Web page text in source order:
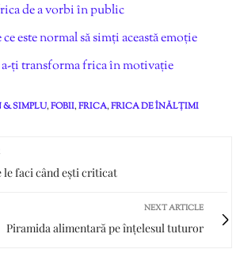
de a vorbi în public
este normal să simți această emoție
ți transforma frica în motivație
& SIMPLU,FOBII,FRICA,FRICA DE ÎNĂLȚIMI
le faci când ești criticat
NEXT ARTICLE
Piramida alimentară pe înțelesul tuturor